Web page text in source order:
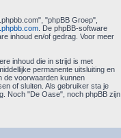
"phpBB Groep",
. De phpBB-software
inhoud en/of gedrag. Voor meer
inhoud die in strijd is met
permanente uitsluiting en
de voorwaarden kunnen
of sluiten. Als gebruiker sta je
Noch "De Oase", noch phpBB zijn